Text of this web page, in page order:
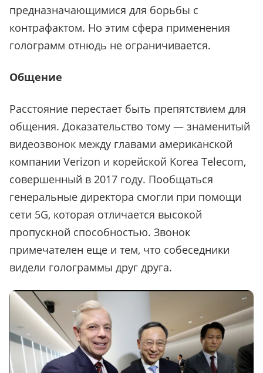
предназначающимися для борьбы с
контрафактом. Но этим сфера применения
голограмм отнюдь не ограничивается.
Общение
Расстояние перестает быть препятствием для
общения. Доказательство тому — знаменитый
видеозвонок между главами американской
компании Verizon и корейской Korea Telecom,
совершенный в 2017 году. Пообщаться
генеральные директора смогли при помощи
сети 5G, которая отличается высокой
пропускной способностью. Звонок
примечателен еще и тем, что собеседники
видели голограммы друг друга.